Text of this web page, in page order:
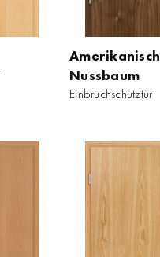
Amerikanisch
Nussbaum
Einbruchschutztür